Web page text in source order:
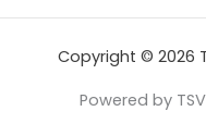
Copyright © 2026
Powered by